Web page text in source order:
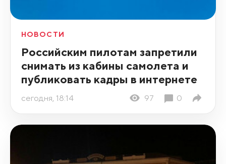
НОВОСТИ
Российским пилотам запретили
снимать из кабины самолета и
публиковать кадры в интернете
сегодня, 18:14 97 0